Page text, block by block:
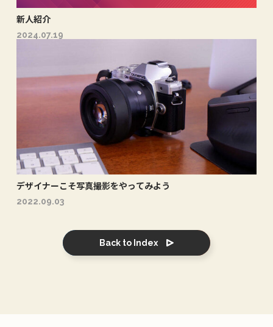
新人紹介
2024.07.19
デザイナーこそ写真撮影をやってみよう
2022.09.03
Back to Index